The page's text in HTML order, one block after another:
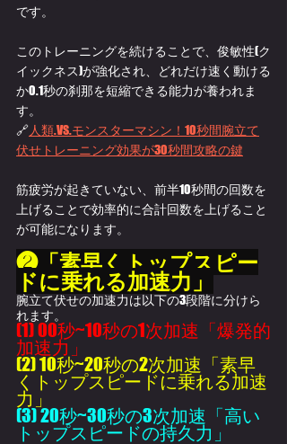
です。
このトレーニングを続けることで、俊敏性(ク
イックネス)が強化され、どれだけ速く動ける
か0.1秒の刹那を短縮できる能力が養われま
す。
🔗人類.VS.モンスターマシン！10秒間腕立て
伏せトレーニング効果が30秒間攻略の鍵
筋疲労が起きていない、前半10秒間の回数を
上げることで効率的に合計回数を上げること
が可能になります。
❷「素早くトップスピー
ドに乗れる加速力」
腕立て伏せの加速力は以下の3段階に分けら
れます。
(1) 00秒~10秒の1次加速「爆発的
加速力」
(2) 10秒~20秒の2次加速「素早
くトップスピードに乗れる加速
力」
(3) 20秒~30秒の3次加速「高い
トップスピードの持久力」